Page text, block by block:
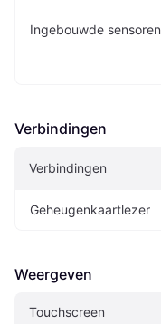
Ingebouwde sensoren
Verbindingen
Verbindingen
Geheugenkaartlezer
Weergeven
Touchscreen